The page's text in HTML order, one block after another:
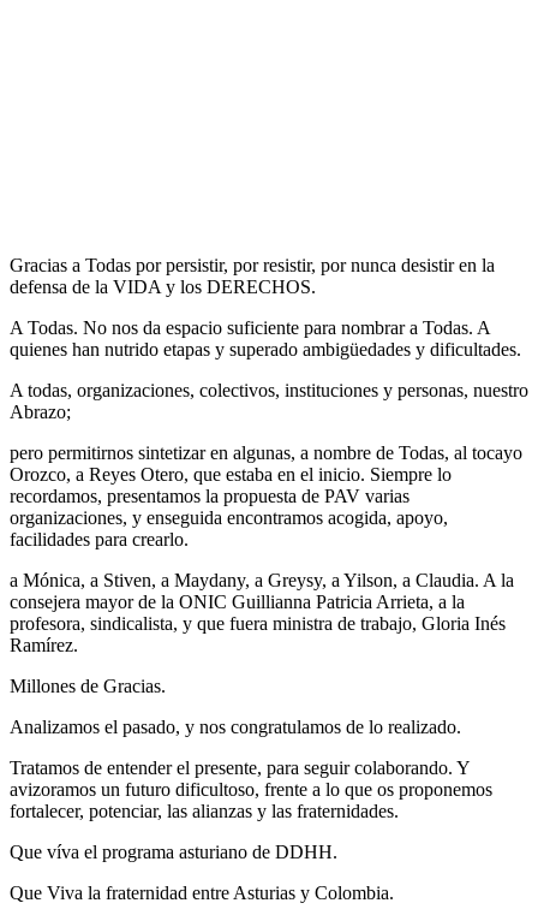
Gracias a Todas por persistir, por resistir, por nunca desistir en la
defensa de la VIDA y los DERECHOS.
A Todas. No nos da espacio suficiente para nombrar a Todas. A
quienes han nutrido etapas y superado ambigüedades y dificultades.
A todas, organizaciones, colectivos, instituciones y personas, nuestro
Abrazo;
pero permitirnos sintetizar en algunas, a nombre de Todas, al tocayo
Orozco, a Reyes Otero, que estaba en el inicio. Siempre lo
recordamos, presentamos la propuesta de PAV varias
organizaciones, y enseguida encontramos acogida, apoyo,
facilidades para crearlo.
a Mónica, a Stiven, a Maydany, a Greysy, a Yilson, a Claudia. A la
consejera mayor de la ONIC Guillianna Patricia Arrieta, a la
profesora, sindicalista, y que fuera ministra de trabajo, Gloria Inés
Ramírez.
Millones de Gracias.
Analizamos el pasado, y nos congratulamos de lo realizado.
Tratamos de entender el presente, para seguir colaborando. Y
avizoramos un futuro dificultoso, frente a lo que os proponemos
fortalecer, potenciar, las alianzas y las fraternidades.
Que víva el programa asturiano de DDHH.
Que Viva la fraternidad entre Asturias y Colombia.